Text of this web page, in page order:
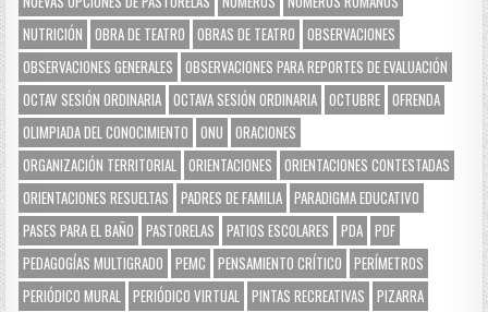
NUTRICIÓN
OBRA DE TEATRO OBRAS DE TEATRO
OBSERVACIONES
OBSERVACIONES GENERALES
OBSERVACIONES PARA REPORTES DE EVALUACIÓN
OCTAV SESIÓN ORDINARIA OCTAVA SESIÓN ORDINARIA OCTUBRE OFRENDA
OLIMPIADA DEL CONOCIMIENTO
ONU
ORACIONES
ORGANIZACIÓN TERRITORIAL ORIENTACIONES
ORIENTACIONES CONTESTADAS
ORIENTACIONES RESUELTAS
PADRES DE FAMILIA PARADIGMA EDUCATIVO
PASES PARA EL BAÑO
PASTORELAS PATIOS ESCOLARES PDA PDF
PEDAGOGÍAS MULTIGRADO
PEMC PENSAMIENTO CRÍTICO
PERÍMETROS
PERIÓDICO MURAL PERIÓDICO VIRTUAL PINTAS RECREATIVAS
PIZARRA